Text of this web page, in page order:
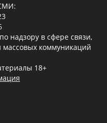
надзору в сфере связи,
коммуникаций
18+